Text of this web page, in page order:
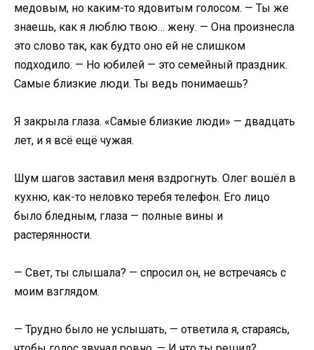
медовым, но каким-то ядовитым голосом. — Ты же
знаешь, как я люблю твою… жену. — Она произнесла
это слово так, как будто оно ей не слишком
подходило. — Но юбилей — это семейный праздник.
Самые близкие люди. Ты ведь понимаешь?
Я закрыла глаза. «Самые близкие люди» — двадцать
лет, и я всё ещё чужая.
Шум шагов заставил меня вздрогнуть. Олег вошёл в
кухню, как-то неловко теребя телефон. Его лицо
было бледным, глаза — полные вины и
растерянности.
— Свет, ты слышала? — спросил он, не встречаясь с
моим взглядом.
— Трудно было не услышать, — ответила я, стараясь,